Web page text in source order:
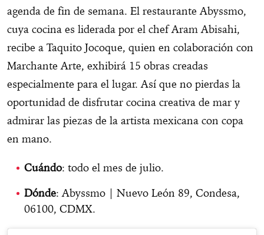
agenda de fin de semana. El restaurante Abyssmo,
cuya cocina es liderada por el chef Aram Abisahi,
recibe a Taquito Jocoque, quien en colaboración con
Marchante Arte, exhibirá 15 obras creadas
especialmente para el lugar. Así que no pierdas la
oportunidad de disfrutar cocina creativa de mar y
admirar las piezas de la artista mexicana con copa
en mano.
Cuándo: todo el mes de julio.
Dónde: Abyssmo | Nuevo León 89, Condesa,
06100, CDMX.